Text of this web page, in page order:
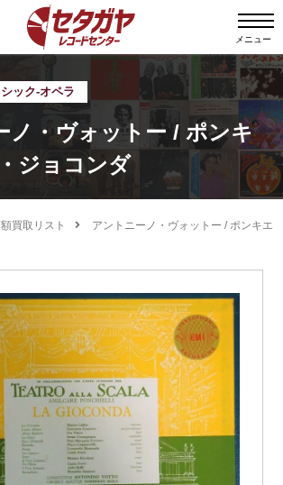
メニュー
ック-オペラ
ノ・ヴォットー / ポンキ
ジョコンダ
買取リスト
アントニーノ・ヴォットー / ポンキエ